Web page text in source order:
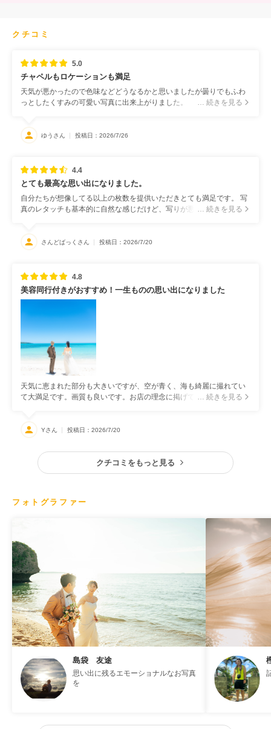
クチコミ
5.0
チャペルもロケーションも満足
天気が悪かったので色味などどうなるかと思いましたが曇りでもふわ
っとしたくすみの可愛い写真に出来上がりました。
… 続きを見る
ゆうさん 投稿日：2026/7/26
4.4
とても最高な思い出になりました。
自分たちが想像してる以上の枚数を提供いただきとても満足です。 写
真のレタッチも基本的に自然な感じだけど、写りが悪い感じがなく、
えていただき、この点も満足でした。
… 続きを見る
さんどばっくさん 投稿日：2026/7/20
4.8
美容同行付きがおすすめ！一生ものの思い出になりました
天気に恵まれた部分も大きいですが、空が青く、海も綺麗に撮れてい
て大満足です。画質も良いです。お店の理念に掲げてくださっていた
… 続きを見る
Yさん 投稿日：2026/7/20
クチコミをもっと見る
フォトグラファー
島袋 友途
思い出に残るエモーショナルなお写真
を